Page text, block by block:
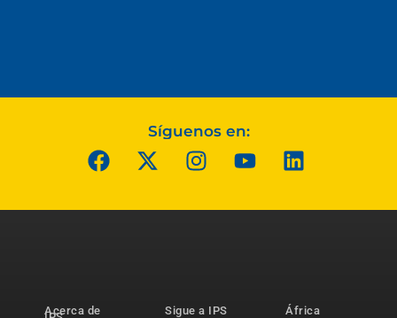
Síguenos en:
Acerca de Sigue a IPS África